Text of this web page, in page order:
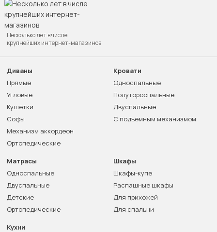
Несколько лет в числе
крупнейших интернет-магазинов
Диваны
Прямые
Угловые
Кушетки
Софы
Механизм аккордеон
Ортопедические
Кровати
Односпальные
Полутороспальные
Двуспальные
С подъемным механизмом
Матрасы
Односпальные
Двуспальные
Детские
Ортопедические
Шкафы
Шкафы-купе
Распашные шкафы
Для прихожей
Для спальни
Кухни